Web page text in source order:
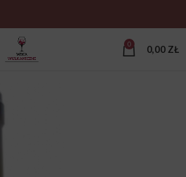
0 0,00 ZŁ